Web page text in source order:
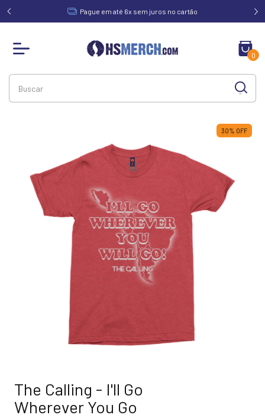
de Pague em até 6x sem juros no cartão
0
30% OFF
The Calling - I'll Go
Wherever You Go